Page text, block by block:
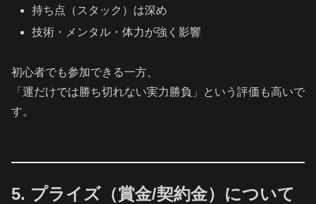
持ち点（スタック）は深め
技術・メンタル・体力が強く影響
初心者でも参加できる一方、
「運だけでは勝ち切れない実力勝負」という評価も高いで
す。
5. プライズ（賞金/契約金）について